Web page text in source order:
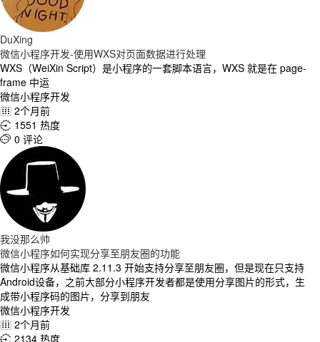
DuXing
微信小程序开发-使用WXS对页面数据进行处理
WXS（WeiXin Script）是小程序的一套脚本语言，WXS 就是在 page-
frame 中运
微信小程序开发
 2个月前
 1551 热度
 0 评论
我没那么帅
微信小程序如何实现分享至朋友圈的功能
微信小程序从基础库 2.11.3 开始支持分享至朋友圈，但是现在只支持
Android设备，之前大部分小程序开发者都是使用分享图片的形式，生
成带小程序码的图片，分享到朋友
微信小程序开发
 2个月前
 2134 热度